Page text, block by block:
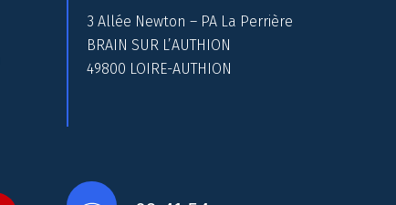
3 Allée Newton – PA La Perrière
BRAIN SUR L’AUTHION
49800 LOIRE-AUTHION